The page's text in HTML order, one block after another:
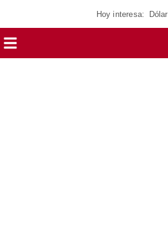
Hoy interesa: Dólar